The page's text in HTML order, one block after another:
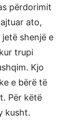
përdorimit
ato,
shenjë e
trupi
Kjo
e bërë të
Për këtë
kusht.